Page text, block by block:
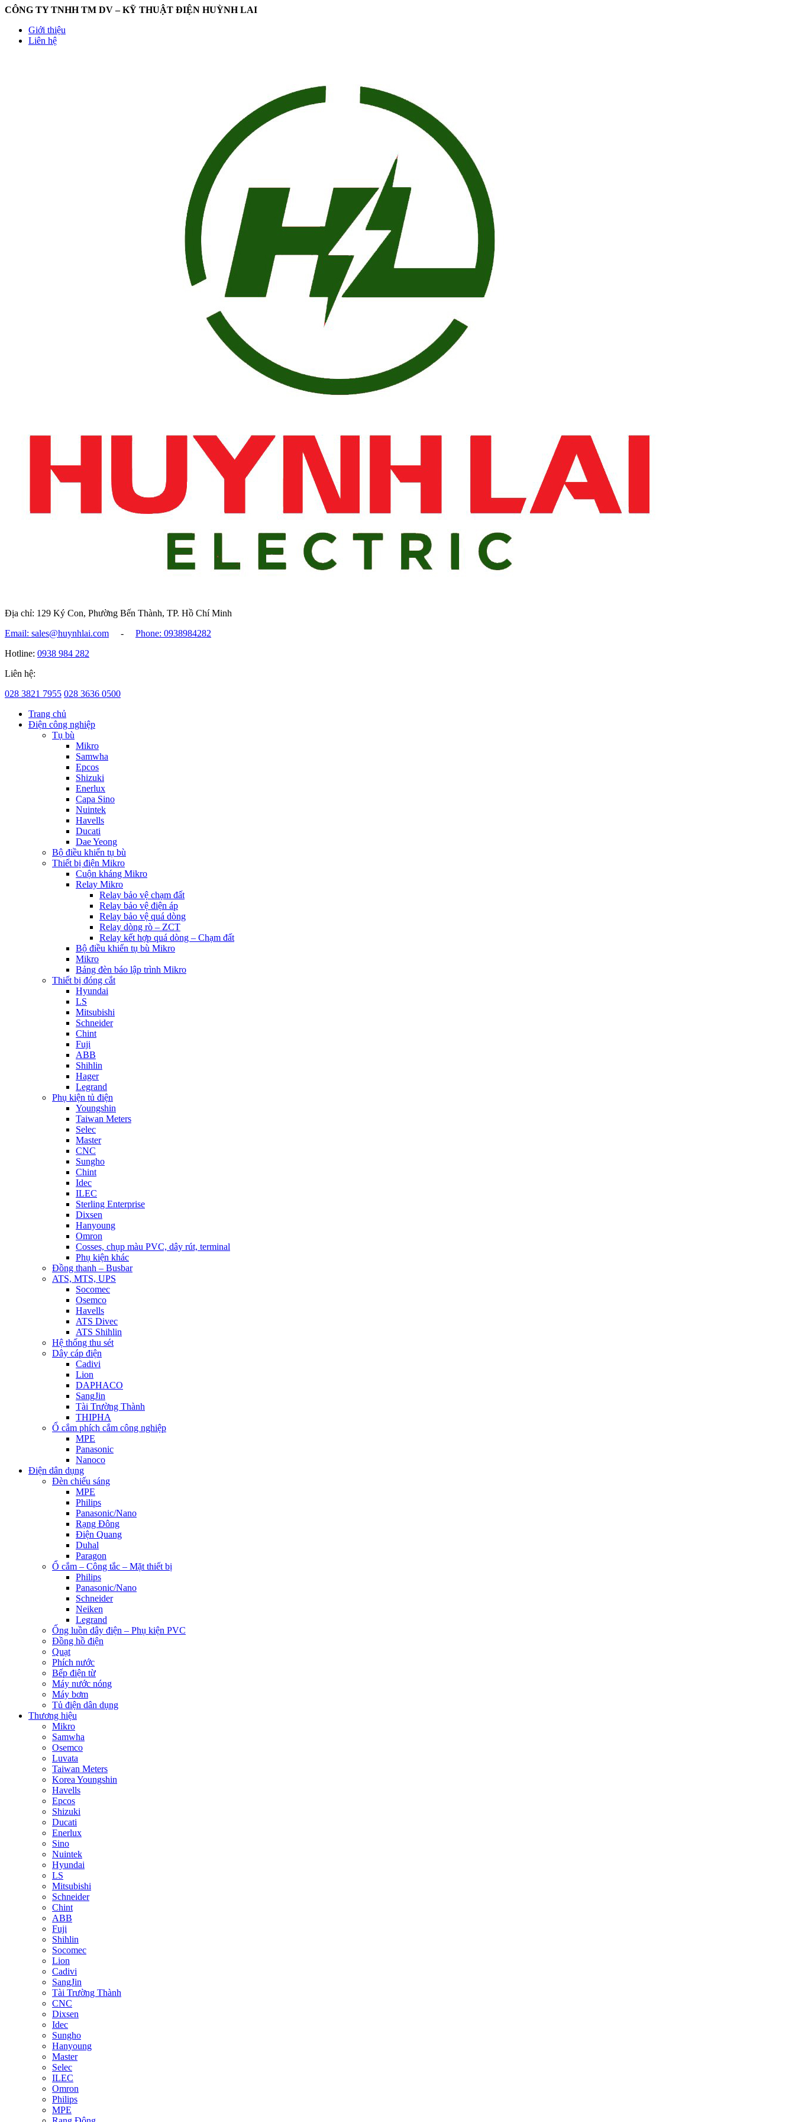
CÔNG TY TNHH TM DV – KỸ THUẬT ĐIỆN HUỲNH LAI
Giới thiệu
Liên hệ
Địa chỉ: 129 Ký Con, Phường Bến Thành, TP. Hồ Chí Minh
Email: sales@huynhlai.com
-
Phone: 0938984282
Hotline: 0938 984 282
Liên hệ:
028 3821 7955 028 3636 0500
Trang chủ
Điện công nghiệp
Tụ bù
Mikro
Samwha
Epcos
Shizuki
Enerlux
Capa Sino
Nuintek
Havells
Ducati
Dae Yeong
Bộ điều khiển tụ bù
Thiết bị điện Mikro
Cuộn kháng Mikro
Relay Mikro
Relay bảo vệ chạm đất
Relay bảo vệ điện áp
Relay bảo vệ quá dòng
Relay dòng rò – ZCT
Relay kết hợp quá dòng – Chạm đất
Bộ điều khiển tụ bù Mikro
Mikro
Bảng đèn báo lập trình Mikro
Thiết bị đóng cắt
Hyundai
LS
Mitsubishi
Schneider
Chint
Fuji
ABB
Shihlin
Hager
Legrand
Phụ kiện tủ điện
Youngshin
Taiwan Meters
Selec
Master
CNC
Sungho
Chint
Idec
ILEC
Sterling Enterprise
Dixsen
Hanyoung
Omron
Cosses, chụp màu PVC, dây rút, terminal
Phụ kiện khác
Đồng thanh – Busbar
ATS, MTS, UPS
Socomec
Osemco
Havells
ATS Divec
ATS Shihlin
Hệ thống thu sét
Dây cáp điện
Cadivi
Lion
DAPHACO
SangJin
Tài Trường Thành
THIPHA
Ổ cắm phích cắm công nghiệp
MPE
Panasonic
Nanoco
Điện dân dụng
Đèn chiếu sáng
MPE
Philips
Panasonic/Nano
Rạng Đông
Điện Quang
Duhal
Paragon
Ổ cắm – Công tắc – Mặt thiết bị
Philips
Panasonic/Nano
Schneider
Neiken
Legrand
Ống luồn dây điện – Phụ kiện PVC
Đồng hồ điện
Quạt
Phích nước
Bếp điện từ
Máy nước nóng
Máy bơm
Tủ điện dân dụng
Thương hiệu
Mikro
Samwha
Osemco
Luvata
Taiwan Meters
Korea Youngshin
Havells
Epcos
Shizuki
Ducati
Enerlux
Sino
Nuintek
Hyundai
LS
Mitsubishi
Schneider
Chint
ABB
Fuji
Shihlin
Socomec
Lion
Cadivi
SangJin
Tài Trường Thành
CNC
Dixsen
Idec
Sungho
Hanyoung
Master
Selec
ILEC
Omron
Philips
MPE